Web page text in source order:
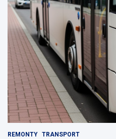
REMONTY TRANSPORT